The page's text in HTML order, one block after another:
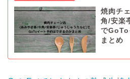
焼肉チ
角/安楽
でGoTo
まとめ